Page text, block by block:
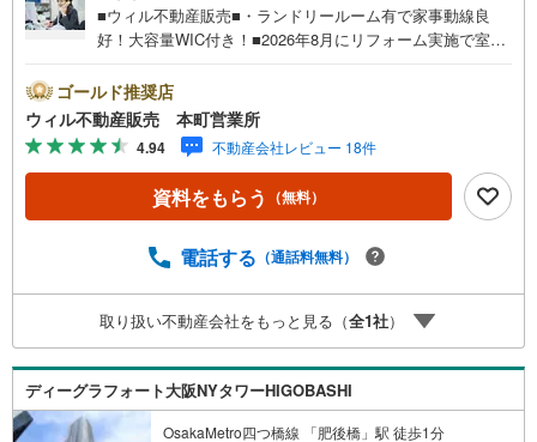
■ウィル不動産販売■・ランドリールーム有で家事動線良
好！大容量WIC付き！■2026年8月にリフォーム実施で室内
トイレ新調・ユニットバス新調・洗面台新調・フローリン
グ張替・フロアタイル張替・クロス張替・ファミクロ新
設・照明ダウンライト新設・シューズボックス新設・分電
盤交換・洗濯パン新調・和室を洋室へ変更■『下福島公園』
隣接の緑豊かで静かな住環境！■阪神高速出入り口近く！車
移動の方に嬉しい立地！■『業務用食品館』徒歩5分で快
間ゴミ出し可能でにおいがお部屋にこもらず生活快適！
ださい。■キッズスペースもございますので、小さなお子様
がいらっしゃるご家庭もお気軽にご来場ください！【営業
日】定休日はございません。火曜日・水曜日も営業してお
ります。
ゴールド推奨店
ウィル不動産販売 本町営業所
4.94 不動産会社レビュー 18件
資料をもらう （無料）
電話する （通話料無料）
取り扱い不動産会社をもっと見る（全1社）
ディーグラフォート大阪NYタワーHIGOBASHI
OsakaMetro四つ橋線 「肥後橋」駅 徒歩1分